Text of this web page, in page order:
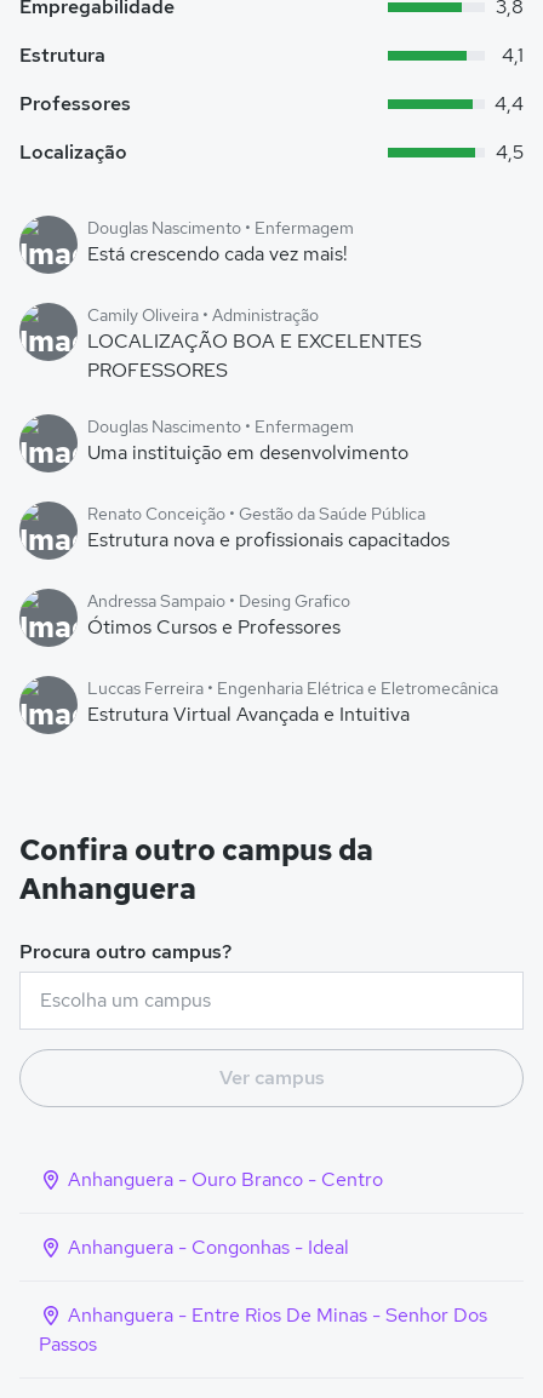
Empregabilidade
3,8
Estrutura
4,1
Professores
4,4
Localização
4,5
Douglas Nascimento • Enfermagem
Está crescendo cada vez mais!
Camily Oliveira • Administração
LOCALIZAÇÃO BOA E EXCELENTES
PROFESSORES
Douglas Nascimento • Enfermagem
Uma instituição em desenvolvimento
Renato Conceição • Gestão da Saúde Pública
Estrutura nova e profissionais capacitados
Andressa Sampaio • Desing Grafico
Ótimos Cursos e Professores
Luccas Ferreira • Engenharia Elétrica e Eletromecânica
Estrutura Virtual Avançada e Intuitiva
Confira outro campus da
Anhanguera
Procura outro campus?
Ver campus
Anhanguera - Ouro Branco - Centro
Anhanguera - Congonhas - Ideal
Anhanguera - Entre Rios De Minas - Senhor Dos
Passos